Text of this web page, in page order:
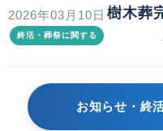
2026年03月10日
終活・葬祭に関する
樹木葬
お知らせ・終